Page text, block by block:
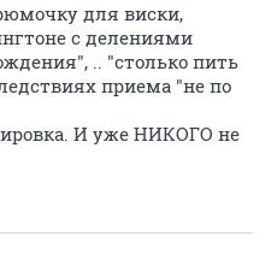
для виски,
с делениями
.. "столько пить
приема "не по
И уже НИКОГО не